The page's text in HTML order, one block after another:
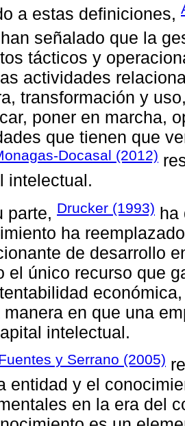
a estas definiciones,
han señalado que la
tácticos y
actividades
transformación y
poner en marcha,
que tienen que
Docasal (2012)
intelectual.
parte, Drucker (1993) ha
ha
de desarrollo
el único recurso que
manera en que una
intelectual.
y Serrano (2005)
entidad y el
en la era del